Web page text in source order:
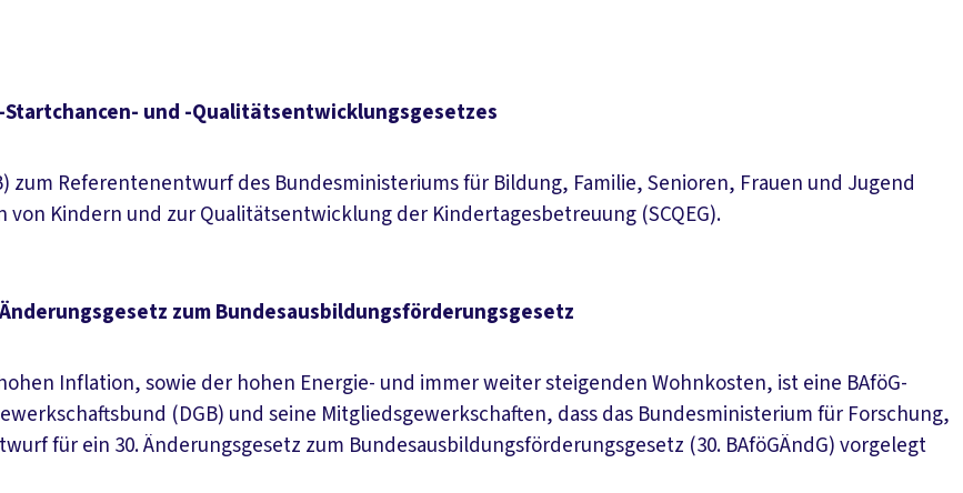
und -Qualitätsentwicklungsgesetzes
zum Referentenentwurf des Bundesministeriums für Bildung, Familie, Senioren, Frauen und Jugend
von Kindern und zur Qualitätsentwicklung der Kindertagesbetreuung (SCQEG).
zum Bundesausbildungsförderungsgesetz
Inflation, sowie der hohen Energie- und immer weiter steigenden Wohnkosten, ist eine BAföG-
(DGB) und seine Mitgliedsgewerkschaften, dass das Bundesministerium für Forschung,
für ein 30. Änderungsgesetz zum Bundesausbildungsförderungsgesetz (30. BAföGÄndG) vorgelegt